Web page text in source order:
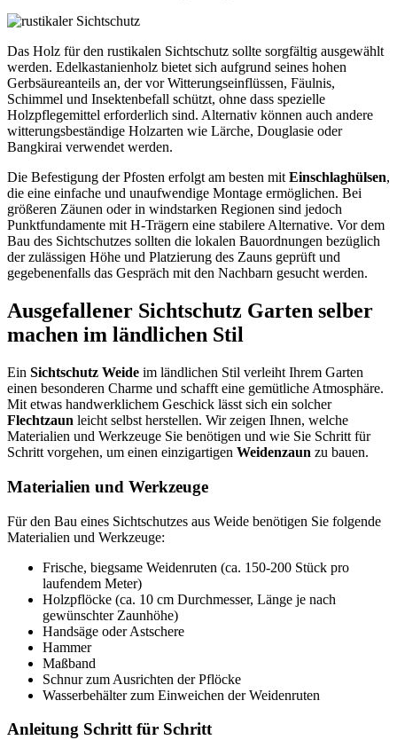
Das Holz für den rustikalen Sichtschutz sollte sorgfältig ausgewählt
werden. Edelkastanienholz bietet sich aufgrund seines hohen
Gerbsäureanteils an, der vor Witterungseinflüssen, Fäulnis,
Schimmel und Insektenbefall schützt, ohne dass spezielle
Holzpflegemittel erforderlich sind. Alternativ können auch andere
witterungsbeständige Holzarten wie Lärche, Douglasie oder
Bangkirai verwendet werden.
Die Befestigung der Pfosten erfolgt am besten mit Einschlaghülsen,
die eine einfache und unaufwendige Montage ermöglichen. Bei
größeren Zäunen oder in windstarken Regionen sind jedoch
Punktfundamente mit H-Trägern eine stabilere Alternative. Vor dem
Bau des Sichtschutzes sollten die lokalen Bauordnungen bezüglich
der zulässigen Höhe und Platzierung des Zauns geprüft und
gegebenenfalls das Gespräch mit den Nachbarn gesucht werden.
Ausgefallener Sichtschutz Garten selber
machen im ländlichen Stil
Ein Sichtschutz Weide im ländlichen Stil verleiht Ihrem Garten
einen besonderen Charme und schafft eine gemütliche Atmosphäre.
Mit etwas handwerklichem Geschick lässt sich ein solcher
Flechtzaun leicht selbst herstellen. Wir zeigen Ihnen, welche
Materialien und Werkzeuge Sie benötigen und wie Sie Schritt für
Schritt vorgehen, um einen einzigartigen Weidenzaun zu bauen.
Materialien und Werkzeuge
Für den Bau eines Sichtschutzes aus Weide benötigen Sie folgende
Materialien und Werkzeuge:
Frische, biegsame Weidenruten (ca. 150-200 Stück pro
laufendem Meter)
Holzpflöcke (ca. 10 cm Durchmesser, Länge je nach
gewünschter Zaunhöhe)
Handsäge oder Astschere
Hammer
Maßband
Schnur zum Ausrichten der Pflöcke
Wasserbehälter zum Einweichen der Weidenruten
Anleitung Schritt für Schritt